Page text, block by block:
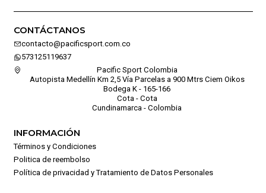
CONTÁCTANOS
contacto@pacificsport.com.co
573125119637
Pacific Sport Colombia
Autopista Medellín Km 2,5 Vía Parcelas a 900 Mtrs Ciem Oikos
Bodega K - 165-166
Cota - Cota
Cundinamarca - Colombia
INFORMACIÓN
Términos y Condiciones
Politica de reembolso
Política de privacidad y Tratamiento de Datos Personales